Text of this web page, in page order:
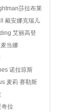
莎拉布莱
戴安娜克瑞儿
艾丽高登
当娜
诺拉琼斯
麦莉 赛勒斯
拉